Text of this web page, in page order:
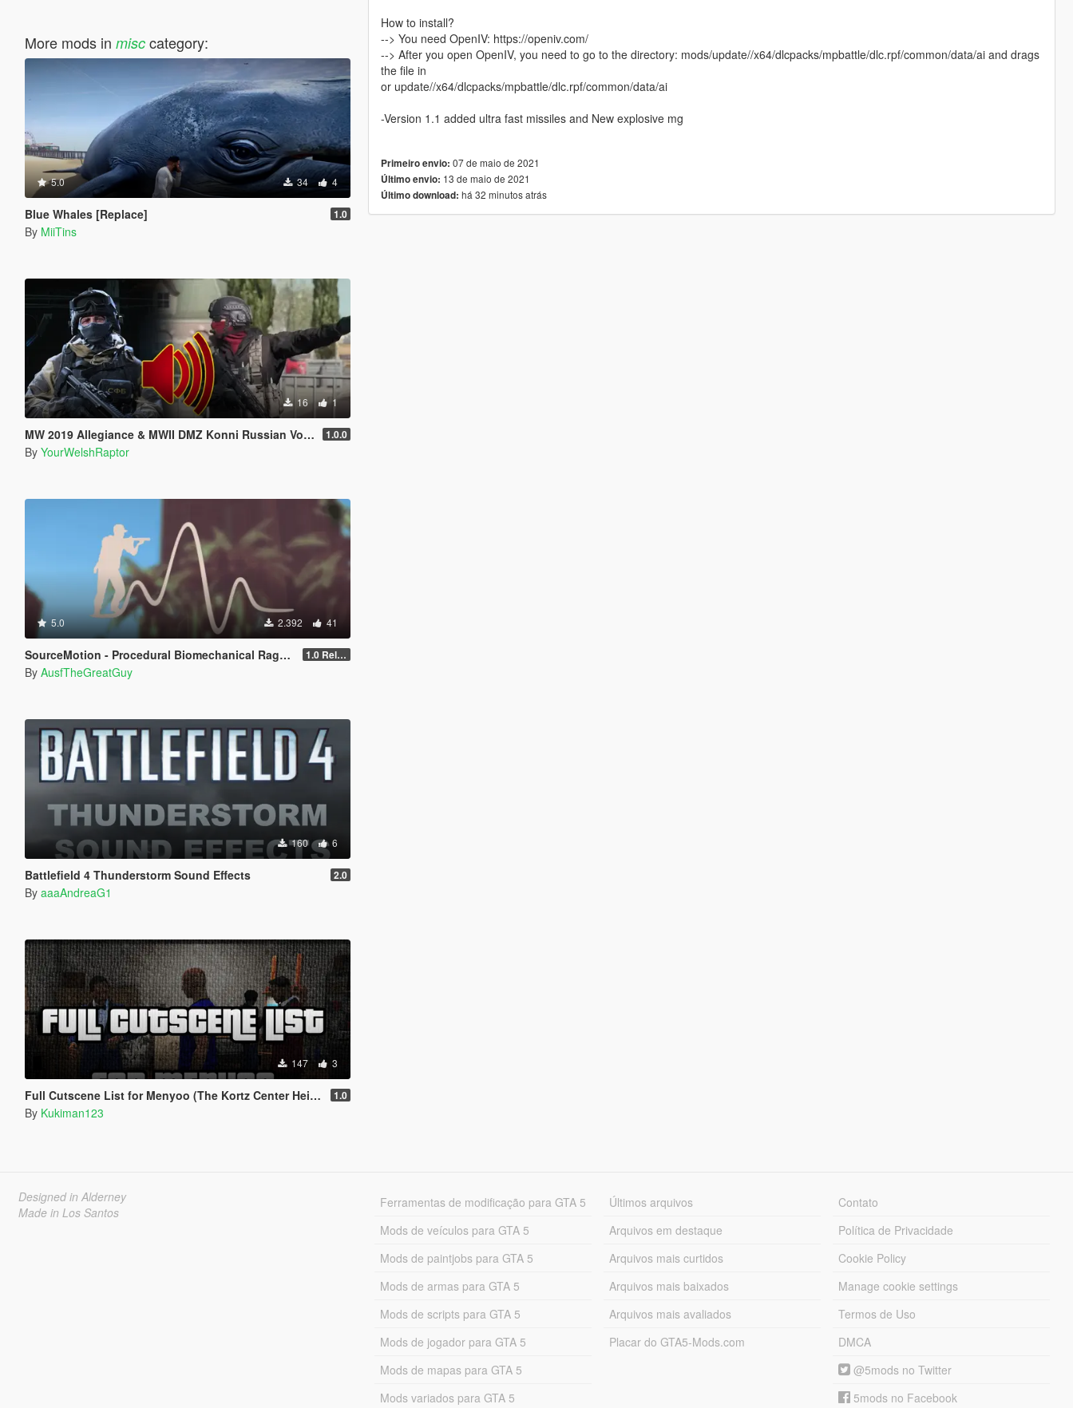
More mods in misccategory:
5.0 34 4
Blue Whales [Replace] 1.0
By MiiTins
16 1
MW 2019 Allegiance & MWII DMZ Konni Russian Voice Groups for Peds 1.0.0
By YourWelshRaptor
5.0 2.392 41
SourceMotion - Procedural Biomechanical Ragdoll System 1.0 Release Candidate 3
By AusfTheGreatGuy
160 6
Battlefield 4 Thunderstorm Sound Effects 2.0
By aaaAndreaG1
147 3
Full Cutscene List for Menyoo (The Kortz Center Heist) 1.0
By Kukiman123
How to install?
--> You need OpenIV: https://openiv.com/
--> After you open OpenIV, you need to go to the directory: mods/update//x64/dlcpacks/mpbattle/dlc.rpf/common/data/ai and drags
the file in
or update//x64/dlcpacks/mpbattle/dlc.rpf/common/data/ai
-Version 1.1 added ultra fast missiles and New explosive mg
Primeiro envio: 07 de maio de 2021
Último envio: 13 de maio de 2021
Último download: há 32 minutos atrás
Designed in Alderney
Made in Los Santos
Ferramentas de modificação para GTA 5
Mods de veículos para GTA 5
Mods de paintjobs para GTA 5
Mods de armas para GTA 5
Mods de scripts para GTA 5
Mods de jogador para GTA 5
Mods de mapas para GTA 5
Mods variados para GTA 5
Últimos arquivos
Arquivos em destaque
Arquivos mais curtidos
Arquivos mais baixados
Arquivos mais avaliados
Placar do GTA5-Mods.com
Contato
Política de Privacidade
Cookie Policy
Manage cookie settings
Termos de Uso
DMCA
@5mods no Twitter
5mods no Facebook